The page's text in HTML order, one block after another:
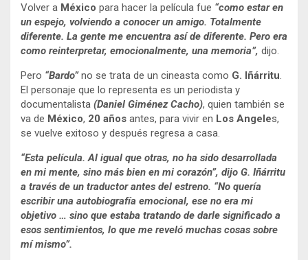
Volver a México para hacer la película fue “como estar en
un espejo, volviendo a conocer un amigo. Totalmente
diferente. La gente me encuentra así de diferente. Pero era
como reinterpretar, emocionalmente, una memoria”, dijo.
Pero “Bardo”no se trata de un cineasta como G. Iñárritu.
El personaje que lo representa es un periodista y
documentalista (Daniel Giménez Cacho), quien también se
va de México, 20 años antes, para vivir en Los Angeles,
se vuelve exitoso y después regresa a casa.
“Esta película. Al igual que otras, no ha sido desarrollada
en mi mente, sino más bien en mi corazón”, dijo G. Iñárritu
a través de un traductor antes del estreno. “No quería
escribir una autobiografía emocional, ese no era mi
objetivo … sino que estaba tratando de darle significado a
esos sentimientos, lo que me reveló muchas cosas sobre
mí mismo”.